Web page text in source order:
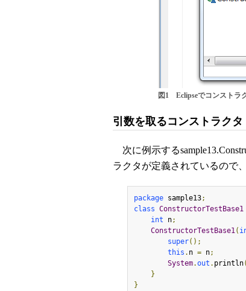
図1 Eclipseでコンストラ
引数を取るコンストラクタ
次に例示する
ラクタが定義されているので
package sample13;
class ConstructorTestBase1
int n;
ConstructorTestBase1(
super();
this . n = n;
System.out . println(
}
}